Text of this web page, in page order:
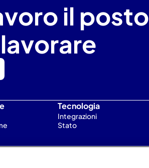
il posto
Tecnologia
Integrazioni
Stato